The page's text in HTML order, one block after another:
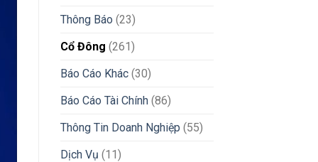
Thông Báo (23)
Cổ Đông (261)
Báo Cáo Khác(30)
Báo Cáo Tài Chính(86)
Thông Tin Doanh Nghiệp (55)
Dịch Vụ (11)